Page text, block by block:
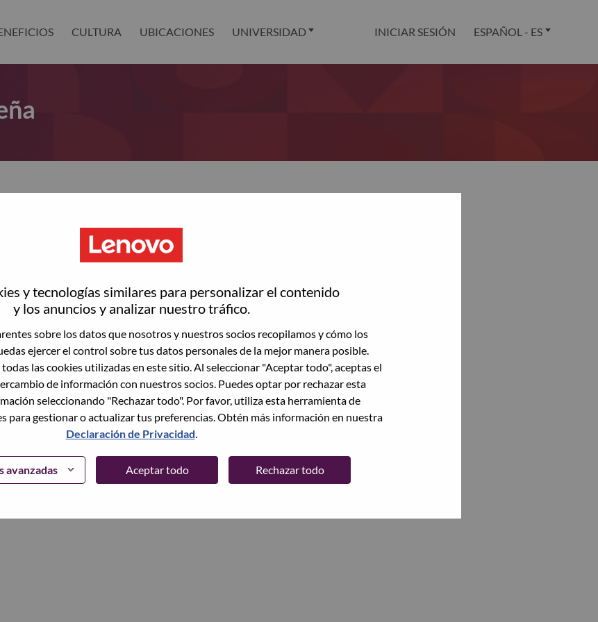
y tecnologías similares para personalizar el contenido
y los anuncios y analizar nuestro tráfico.
sobre los datos que nosotros y nuestros socios recopilamos y cómo los
ejercer el control sobre tus datos personales de la mejor manera posible.
las cookies utilizadas en este sitio. Al seleccionar "Aceptar todo", aceptas el
de información con nuestros socios. Puedes optar por rechazar esta
seleccionando "Rechazar todo". Por favor, utiliza esta herramienta de
para gestionar o actualizar tus preferencias. Obtén más información en nuestra
Declaración de Privacidad
avanzadas Aceptar todo Rechazar todo
CULTURA UBICACIONES UNIVERSIDAD INICIAR SESIÓN ESPAÑOL - ES
tu contraseña?
your account, then click "Continue".
electrónico para restablecer tu contraseña.
Continuar